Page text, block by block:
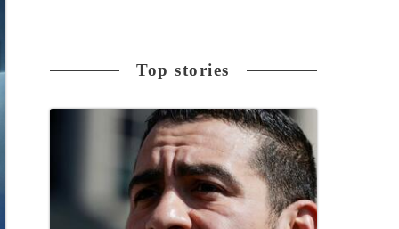
Top stories